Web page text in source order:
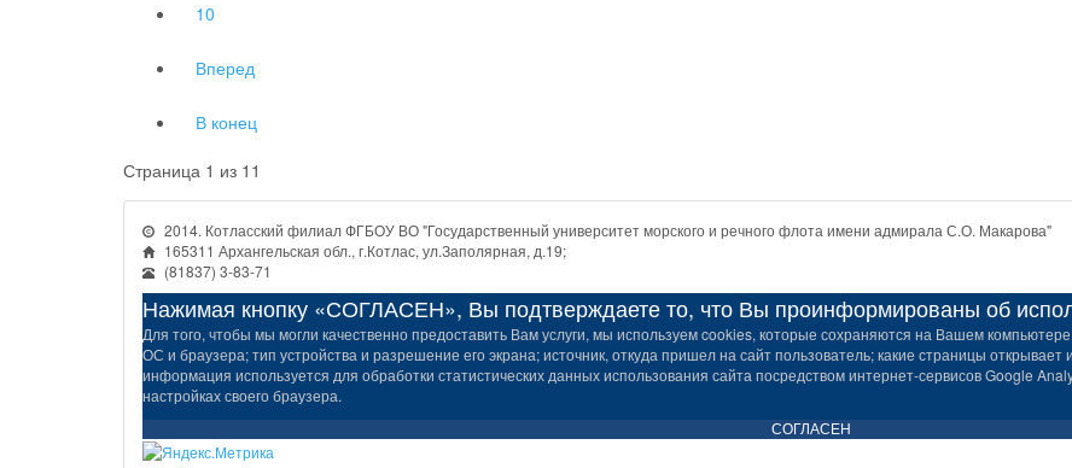
10
Вперед
В конец
Страница 1 из 11
2014. Котласский филиал ФГБОУ ВО "Государственный университет морского и речного флота имени адмирала С.О. Макарова"
165311 Архангельская обл., г.Котлас, ул.Заполярная, д.19;
(81837) 3-83-71
Нажимая кнопку «СОГЛАСЕН», Вы подтверждаете то, что Вы проинформированы об
Для того, чтобы мы могли качественно предоставить Вам услуги, мы используем cookies, которые сохраняются на Вашем
ОС и браузера; тип устройства и разрешение его экрана; источник, откуда пришел на сайт пользователь; какие страницы открывает
информация используется для обработки статистических данных использования сайта посредством интернет-сервисов Google
настройках своего браузера.
СОГЛАСЕН